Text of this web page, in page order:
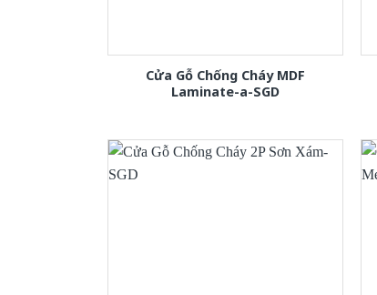
Cửa Gỗ Chống Cháy MDF
Laminate-a-SGD